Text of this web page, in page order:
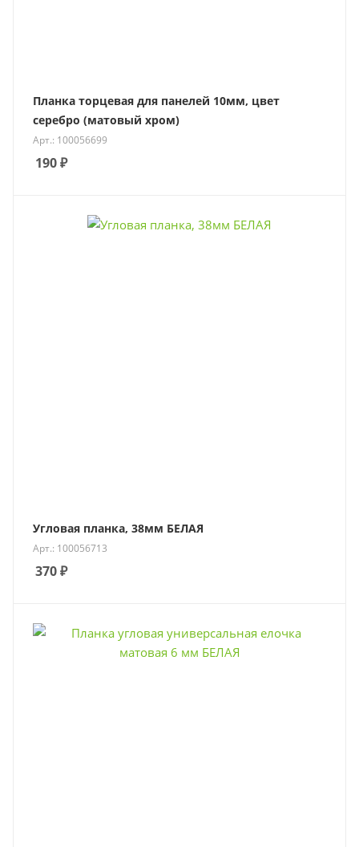
Планка торцевая для панелей 10мм, цвет
серебро (матовый хром)
Арт.: 100056699
190₽
Угловая планка, 38мм БЕЛАЯ
Арт.: 100056713
370₽